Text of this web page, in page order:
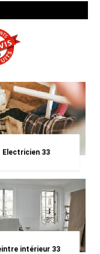
Electricien 33
intérieur 33